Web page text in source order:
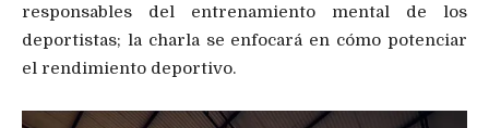
responsables del entrenamiento mental de los
deportistas; la charla se enfocará en cómo potenciar
el rendimiento deportivo.